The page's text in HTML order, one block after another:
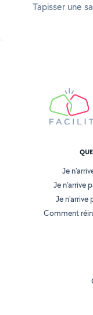
Tapisser une
Je
Je n'arrive
Je n'arrive
Comment